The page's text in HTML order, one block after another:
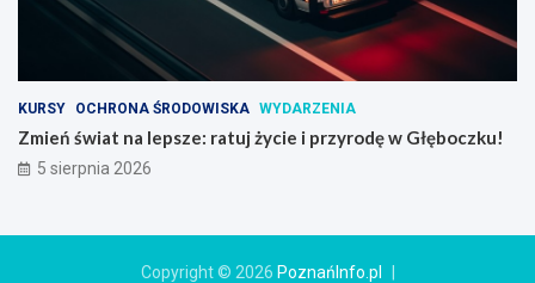
KURSY OCHRONA ŚRODOWISKA WYDARZENIA
Zmień świat na lepsze: ratuj życie i przyrodę w Głęboczku!
5 sierpnia 2026
Copyright © 2026 PoznańInfo.pl